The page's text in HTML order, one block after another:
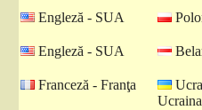
Engleză - SUA
Engleză - SUA
Franceză - Franţa
Ucraina